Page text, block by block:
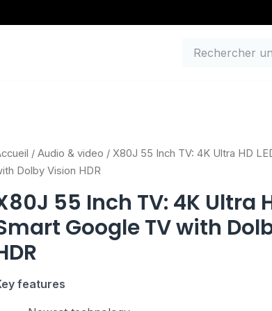
for:
/ Audio & video / X80J 55 Inch TV: 4K Ultra HD
Dolby Vision HDR
55 Inch TV: 4K Ultra
Google TV with
features